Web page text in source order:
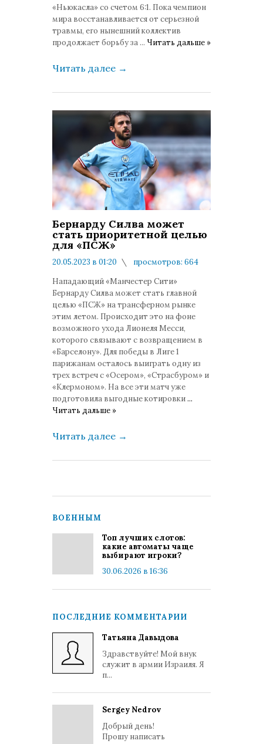
«Ньюкасла» со счетом 6:1. Пока чемпион
мира восстанавливается от серьезной
травмы, его нынешний коллектив
продолжает борьбу за ... Читать дальше »
Читать далее →
Бернарду Силва может
стать приоритетной целью
для «ПСЖ»
20.05.2023 в 01:20
просмотров: 664
Нападающий «Манчестер Сити»
Бернарду Силва может стать главной
целью «ПСЖ» на трансферном рынке
этим летом. Происходит это на фоне
возможного ухода Лионеля Месси,
которого связывают с возвращением в
«Барселону». Для победы в Лиге 1
парижанам осталось выиграть одну из
трех встреч с «Осером», «Страсбуром» и
«Клермоном». На все эти матч уже
подготовила выгодные котировки...
Читать дальше »
Читать далее →
ВОЕННЫМ
Топ лучших слотов:
какие автоматы чаще
выбирают игроки?
30.06.2026 в 16:36
ПОСЛЕДНИЕ КОММЕНТАРИИ
Татьяна Давыдова
Здравствуйте! Мой внук
служит в армии Израиля. Я
п...
Sergey Nedrov
Добрый день!
Прошу написать